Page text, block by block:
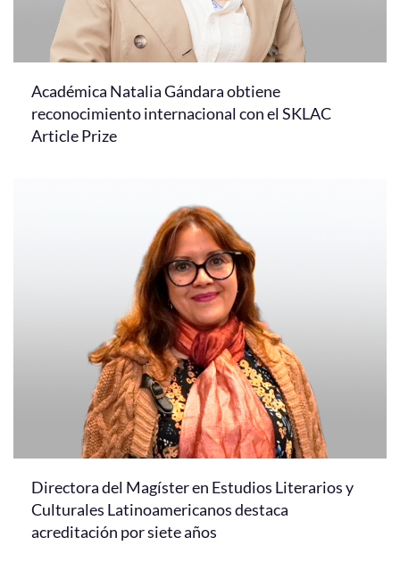
Académica Natalia Gándara obtiene
reconocimiento internacional con el SKLAC
Article Prize
Directora del Magíster en Estudios Literarios y
Culturales Latinoamericanos destaca
acreditación por siete años